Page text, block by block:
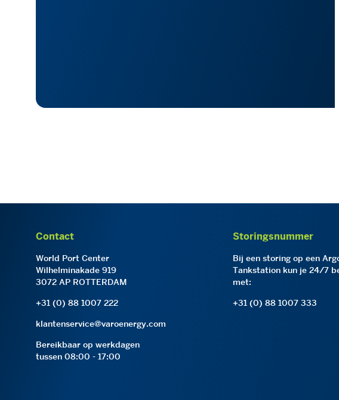
Contact
World Port Center
Wilhelminakade 919
3072 AP ROTTERDAM
+31 (0) 88 1007 222
klantenservice@varoenergy.com
Bereikbaar op werkdagen
tussen 08:00 - 17:00
Storingsnummer
Bij een storing op een
Tankstation kun je 24/7
met:
+31 (0) 88 1007 333